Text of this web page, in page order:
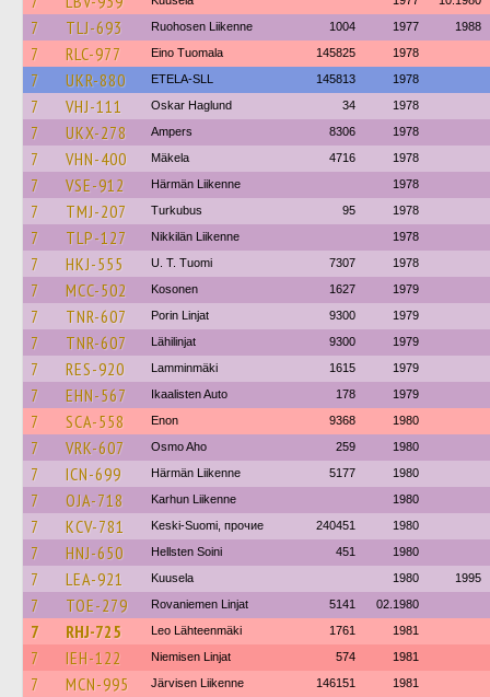
7 TLJ-693 Ruohosen Liikenne 1004 1977 1988
7 RLC-977 Eino Tuomala 145825 1978
7 UKR-880 ETELA-SLL 145813 1978
7 VHJ-111 Oskar Haglund 34 1978
7 UKX-278 Ampers 8306 1978
7 VHN-400 Mäkela 4716 1978
7 VSE-912 Härmän Liikenne 1978
7 TMJ-207 Turkubus 95 1978
7 TLP-127 Nikkilän Liikenne 1978
7 HKJ-555 U. T. Tuomi 7307 1978
7 MCC-502 Kosonen 1627 1979
7 TNR-607 Porin Linjat 9300 1979
7 TNR-607 Lähilinjat 9300 1979
7 RES-920 Lamminmäki 1615 1979
7 EHN-567 Ikaalisten Auto 178 1979
7 SCA-558 Enon 9368 1980
7 VRK-607 Osmo Aho 259 1980
7 ICN-699 Härmän Liikenne 5177 1980
7 OJA-718 Karhun Liikenne 1980
7 KCV-781 Keski-Suomi, прочие 240451 1980
7 HNJ-650 Hellsten Soini 451 1980
7 LEA-921 Kuusela 1980 1995
7 TOE-279 Rovaniemen Linjat 5141 02.1980
7 RHJ-725 Leo Lähteenmäki 1761 1981
7 IEH-122 Niemisen Linjat 574 1981
7 MCN-995 Järvisen Liikenne 146151 1981